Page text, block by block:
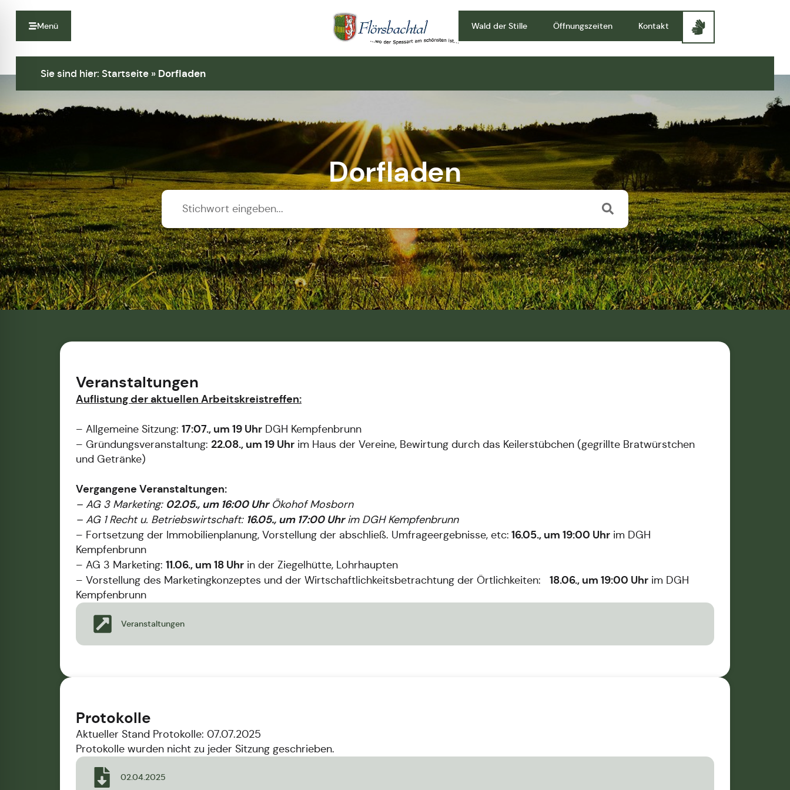
Menü
Zur Startseite
Wald der Stille Öffnungszeiten Kontakt
Sie sind hier: Startseite » Dorfladen
Dorfladen
Veranstaltungen
Auflistung der aktuellen Arbeitskreistreffen:
– Allgemeine Sitzung: 17:07., um 19 Uhr DGH Kempfenbrunn
– Gründungsveranstaltung: 22.08., um 19 Uhr im Haus der Vereine, Bewirtung durch das Keilerstübchen (gegrillte Bratwürstchen
und Getränke)
Vergangene Veranstaltungen:
– AG 3 Marketing: 02.05., um 16:00 UhrÖkohof Mosborn
– AG 1 Recht u. Betriebswirtschaft: 16.05., um 17:00 Uhrim DGH Kempfenbrunn
– Fortsetzung der Immobilienplanung, Vorstellung der abschließ. Umfrageergebnisse, etc: 16.05., um 19:00 Uhr im DGH
Kempfenbrunn
– AG 3 Marketing: 11.06., um 18 Uhr in der Ziegelhütte, Lohrhaupten
– Vorstellung des Marketingkonzeptes und der Wirtschaftlichkeitsbetrachtung der Örtlichkeiten: 18.06., um 19:00 Uhr im DGH
Kempfenbrunn
Veranstaltungen
Protokolle
Aktueller Stand Protokolle: 07.07.2025
Protokolle wurden nicht zu jeder Sitzung geschrieben.
02.04.2025